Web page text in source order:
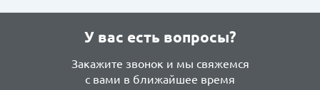
У вас есть вопросы?
Закажите звонок и мы свяжемся
с вами в ближайшее время